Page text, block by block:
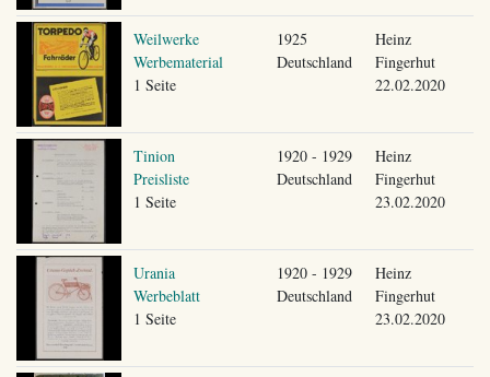
Weilwerke
Werbematerial
1 Seite
1925
Deutschland
Heinz
Fingerhut
22.02.2020
Tinion
Preisliste
1 Seite
1920 - 1929
Deutschland
Heinz
Fingerhut
23.02.2020
Urania
Werbeblatt
1 Seite
1920 - 1929
Deutschland
Heinz
Fingerhut
23.02.2020